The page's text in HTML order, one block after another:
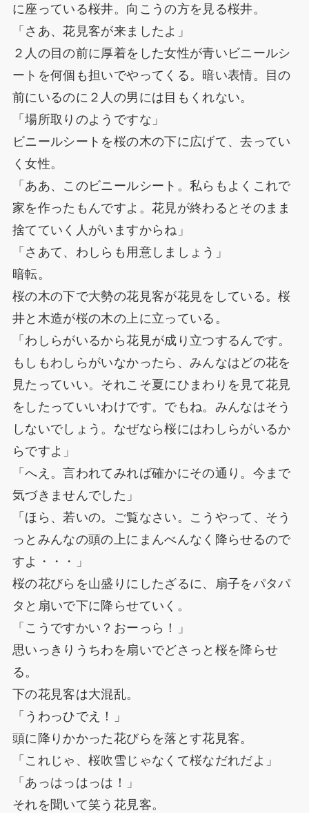
に座っている桜井。向こうの方を見る桜井。
「さあ、花見客が来ましたよ」
２人の目の前に厚着をした女性が青いビニールシ
ートを何個も担いでやってくる。暗い表情。目の
前にいるのに２人の男には目もくれない。
「場所取りのようですな」
ビニールシートを桜の木の下に広げて、去ってい
く女性。
「ああ、このビニールシート。私らもよくこれで
家を作ったもんですよ。花見が終わるとそのまま
捨てていく人がいますからね」
「さあて、わしらも用意しましょう」
暗転。
桜の木の下で大勢の花見客が花見をしている。桜
井と木造が桜の木の上に立っている。
「わしらがいるから花見が成り立つするんです。
もしもわしらがいなかったら、みんなはどの花を
見たっていい。それこそ夏にひまわりを見て花見
をしたっていいわけです。でもね。みんなはそう
しないでしょう。なぜなら桜にはわしらがいるか
らですよ」
「へえ。言われてみれば確かにその通り。今まで
気づきませんでした」
「ほら、若いの。ご覧なさい。こうやって、そう
っとみんなの頭の上にまんべんなく降らせるので
すよ・・・」
桜の花びらを山盛りにしたざるに、扇子をパタパ
タと扇いで下に降らせていく。
「こうですかい？おーっら！」
思いっきりうちわを扇いでどさっと桜を降らせ
る。
下の花見客は大混乱。
「うわっひでえ！」
頭に降りかかった花びらを落とす花見客。
「これじゃ、桜吹雪じゃなくて桜なだれだよ」
「あっはっはっは！」
それを聞いて笑う花見客。